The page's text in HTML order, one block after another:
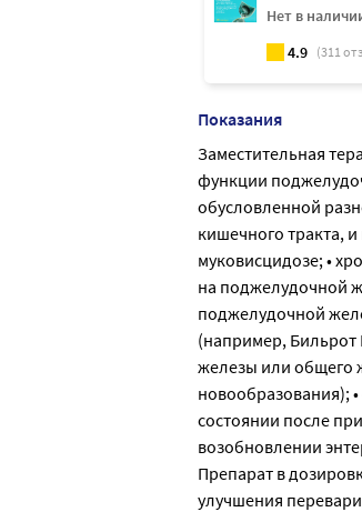
Нет в
4.9
(311
Показания
Заместительная
функции
обусловленной
кишечного тракта,
муковисцидозе; •
на поджелудочной
поджелудочной
(например, Бильрот
железы или общего
новообразования);
состоянии после
возобновлении
Препарат в
улучшения